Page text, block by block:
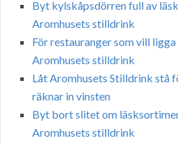
Byt kylskåpsdörren full av
Aromhusets stilldrink
För restauranger som vill
Aromhusets stilldrink
Låt Aromhusets Stilldrink stå
räknar in vinsten
Byt bort slitet om
Aromhusets stilldrink